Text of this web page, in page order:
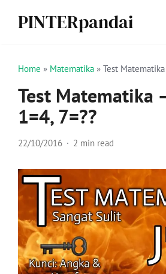
PINTERpandai
Home » Matematika » Test
Test Matematika
1=4, 7=??
22/10/2016 2 min read